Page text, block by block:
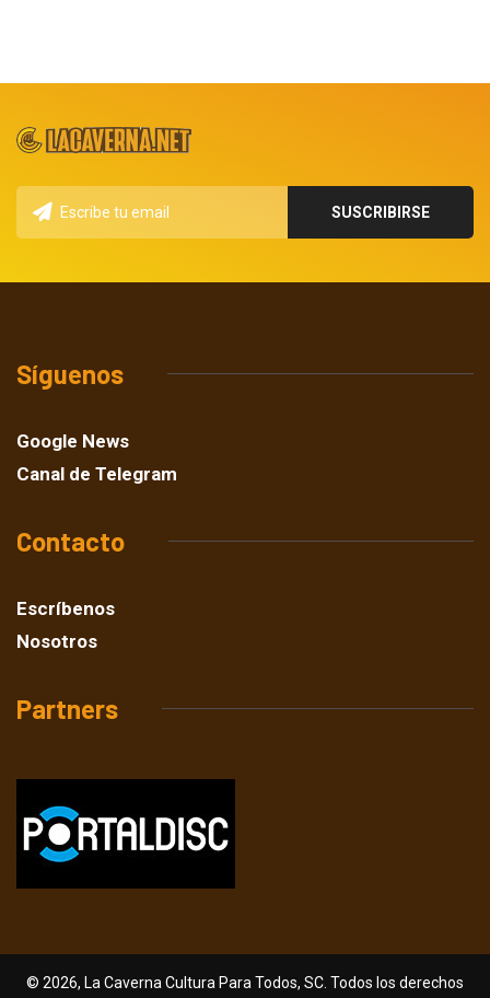
Síguenos
Google News
Canal de Telegram
Contacto
Escríbenos
Nosotros
Partners
© 2026, La Caverna Cultura Para Todos, SC. Todos los derechos